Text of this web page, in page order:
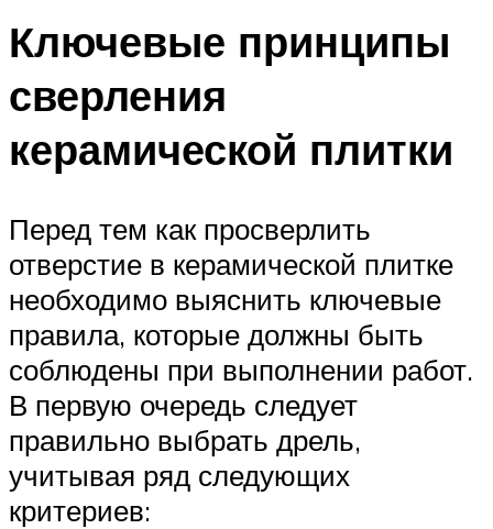
Ключевые принципы
сверления
керамической плитки
Перед тем как просверлить
отверстие в керамической плитке
необходимо выяснить ключевые
правила, которые должны быть
соблюдены при выполнении работ.
В первую очередь следует
правильно выбрать дрель,
учитывая ряд следующих
критериев: